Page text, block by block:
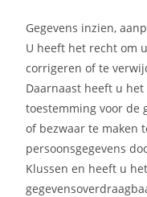
Gegevens inzien,
U heeft het recht om
corrigeren of te
Daarnaast heeft u
toestemming voor de
of bezwaar te maken
persoonsgegevens
Klussen en heeft u